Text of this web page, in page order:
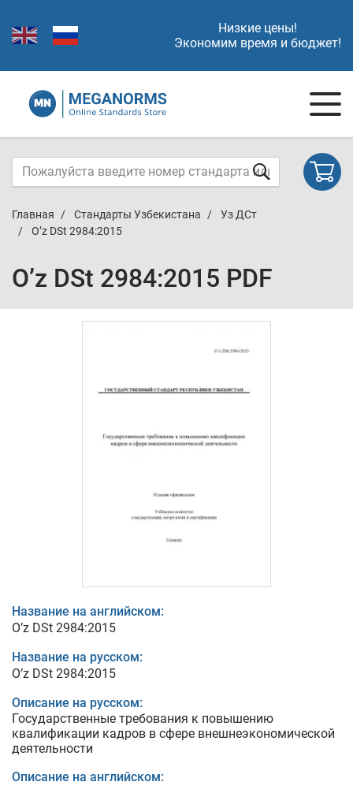
Низкие цены!
Экономим время и бюджет!
Главная Стандарты Узбекистана
Уз ДСт
O’z DSt 2984:2015
O’z DSt 2984:2015 PDF
Название на английском:
O’z DSt 2984:2015
Название на русском:
O’z DSt 2984:2015
Описание на русском:
Государственные требования к повышению
квалификации кадров в сфере внешнеэкономической
деятельности
Описание на английском: